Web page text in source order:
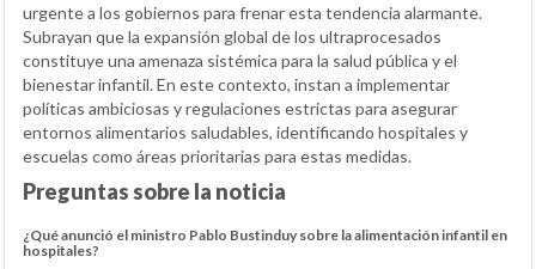
urgente a los gobiernos para frenar esta tendencia alarmante.
Subrayan que la expansión global de los ultraprocesados
constituye una amenaza sistémica para la salud pública y el
bienestar infantil. En este contexto, instan a implementar
políticas ambiciosas y regulaciones estrictas para asegurar
entornos alimentarios saludables, identificando hospitales y
escuelas como áreas prioritarias para estas medidas.
Preguntas sobre la noticia
¿Qué anunció el ministro Pablo Bustinduy sobre la alimentación infantil en
hospitales?